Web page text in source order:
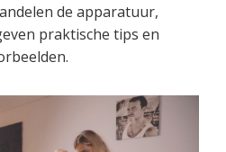
de apparatuur,
praktische tips en